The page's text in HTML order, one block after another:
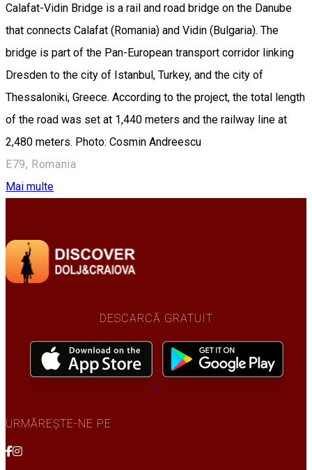
Calafat-Vidin Bridge is a rail and road bridge on the Danube
that connects Calafat (Romania) and Vidin (Bulgaria). The
bridge is part of the Pan-European transport corridor linking
Dresden to the city of Istanbul, Turkey, and the city of
Thessaloniki, Greece. According to the project, the total length
of the road was set at 1,440 meters and the railway line at
2,480 meters. Photo: Cosmin Andreescu
E79, Romania
Mai multe
DESCARCĂ GRATUIT
URMĂREȘTE-NE PE